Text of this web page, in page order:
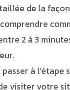
de la
2 à 3
à l’étape
visiter votre